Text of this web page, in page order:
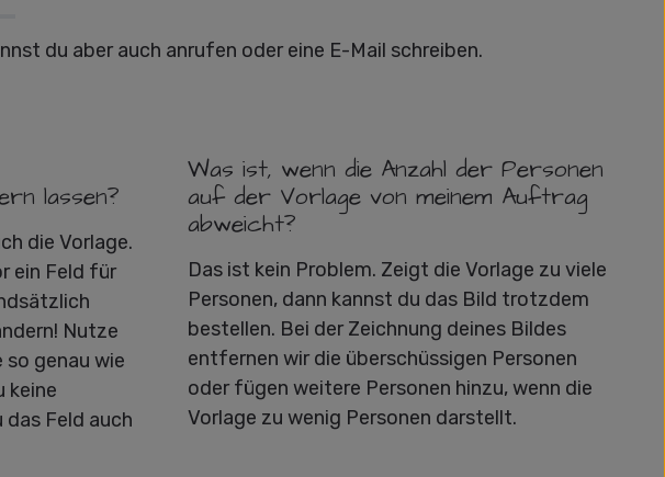
du aber auch anrufen oder eine E-Mail schreiben.
lassen?
die Vorlage.
ein Feld für
Nutze
so genau wie
keine
Feld auch
Was ist, wenn die Anzahl der Personen
auf der Vorlage von meinem Auftrag
abweicht?
Das ist kein Problem. Zeigt die Vorlage zu viele
Personen, dann kannst du das Bild trotzdem
bestellen. Bei der Zeichnung deines Bildes
entfernen wir die überschüssigen Personen
oder fügen weitere Personen hinzu, wenn die
Vorlage zu wenig Personen darstellt.